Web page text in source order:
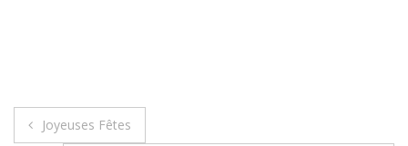
Navigation
Joyeuses Fêtes